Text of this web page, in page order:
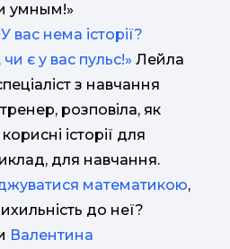
умным!»
У вас нема історії?
є у вас пульс!» Лейла
з навчання
, розповіла, як
історії для
для навчання.
математикою,
до неї?
Валентина